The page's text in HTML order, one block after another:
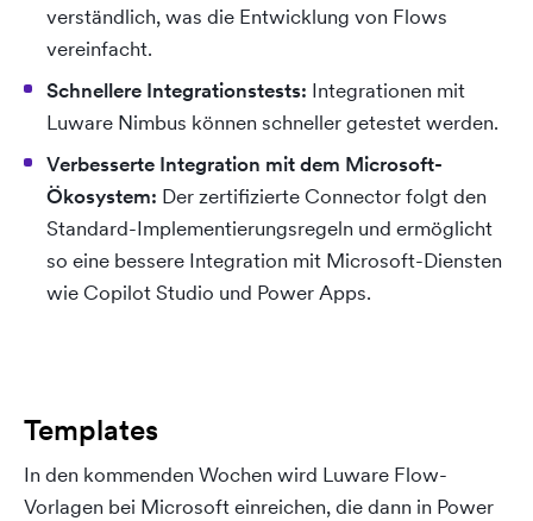
verständlich, was die Entwicklung von Flows
vereinfacht.
Schnellere Integrationstests: Integrationen mit
Luware Nimbus können schneller getestet werden.
Verbesserte Integration mit dem Microsoft-
Ökosystem: Der zertifizierte Connector folgt den
Standard-Implementierungsregeln und ermöglicht
so eine bessere Integration mit Microsoft-Diensten
wie Copilot Studio und Power Apps.
Templates
In den kommenden Wochen wird Luware Flow-
Vorlagen bei Microsoft einreichen, die dann in Power